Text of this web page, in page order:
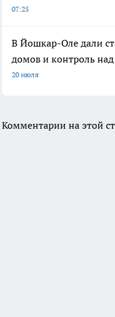
07:25
В Йошкар-Оле дали
домов и контроль
20 июля
Комментарии на этой